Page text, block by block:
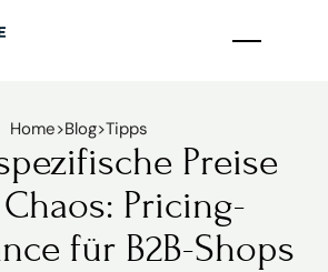
Home>Blog>Tipps
Preise
Pricing-
für B2B-Shops